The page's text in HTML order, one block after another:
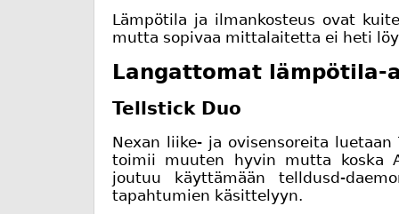
Lämpötila ja ilmankosteus ovat
mutta sopivaa mittalaitetta ei heti
Langattomat lämpötila-
Tellstick Duo
Nexan liike- ja ovisensoreita luetaan
toimii muuten hyvin mutta koska
joutuu käyttämään telldusd-
tapahtumien käsittelyyn.